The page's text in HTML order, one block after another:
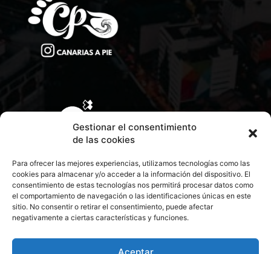
Gestionar el consentimiento
de las cookies
Para ofrecer las mejores experiencias, utilizamos tecnologías como las
cookies para almacenar y/o acceder a la información del dispositivo. El
consentimiento de estas tecnologías nos permitirá procesar datos como
el comportamiento de navegación o las identificaciones únicas en este
sitio. No consentir o retirar el consentimiento, puede afectar
negativamente a ciertas características y funciones.
Aceptar
CONTACTA CON NOSOTROS